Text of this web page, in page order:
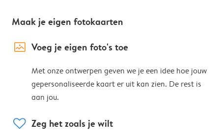
Maak je eigen fotokaarten
image_placeholder Voeg je eigen foto's toe
Met onze ontwerpen geven we je een idee hoe jouw
gepersonaliseerde kaart er uit kan zien. De rest is
aan jou.
heart Zeg het zoals je wilt